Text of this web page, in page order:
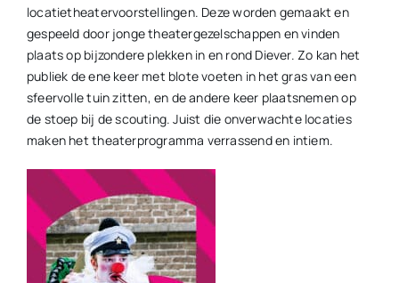
locatietheatervoorstellingen. Deze worden gemaakt en
gespeeld door jonge theatergezelschappen en vinden
plaats op bijzondere plekken in en rond Diever. Zo kan het
publiek de ene keer met blote voeten in het gras van een
sfeervolle tuin zitten, en de andere keer plaatsnemen op
de stoep bij de scouting. Juist die onverwachte locaties
maken het theaterprogramma verrassend en intiem.